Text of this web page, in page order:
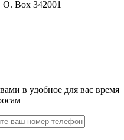
O. Box 342001
в удобное для вас время